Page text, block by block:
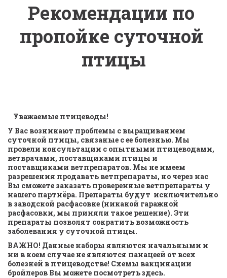
Рекомендации по
пропойке суточной
птицы
  Уважаемые птицеводы!
У Вас возникают проблемы с выращиванием
суточной птицы, связаные с ее болезнью. Мы
провели консультации с опытными птицеводами,
ветврачами, поставщиками птицы и
поставщиками ветпрепаратов. Мы не имеем
разрешения продавать ветпрепараты, но через нас
Вы сможете заказать проверенные ветпрепараты у
нашего партнёра. Препараты будут  исключительно
в заводской расфасовке (никакой гаражной
расфасовки, мы приняли такое решение). Эти
препараты позволят сократить возможность
заболевания у суточной птицы.
ВАЖНО! Данные наборы являются начальными и
ни в коем случае не являются панацеей от всех
болезней в птицеводстве! Схемы вакцинации
бройлеров Вы можете посмотреть здесь.